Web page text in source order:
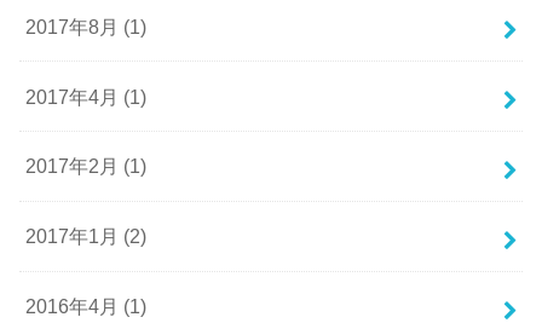
2017年8月 (1)
2017年4月 (1)
2017年2月 (1)
2017年1月 (2)
2016年4月 (1)